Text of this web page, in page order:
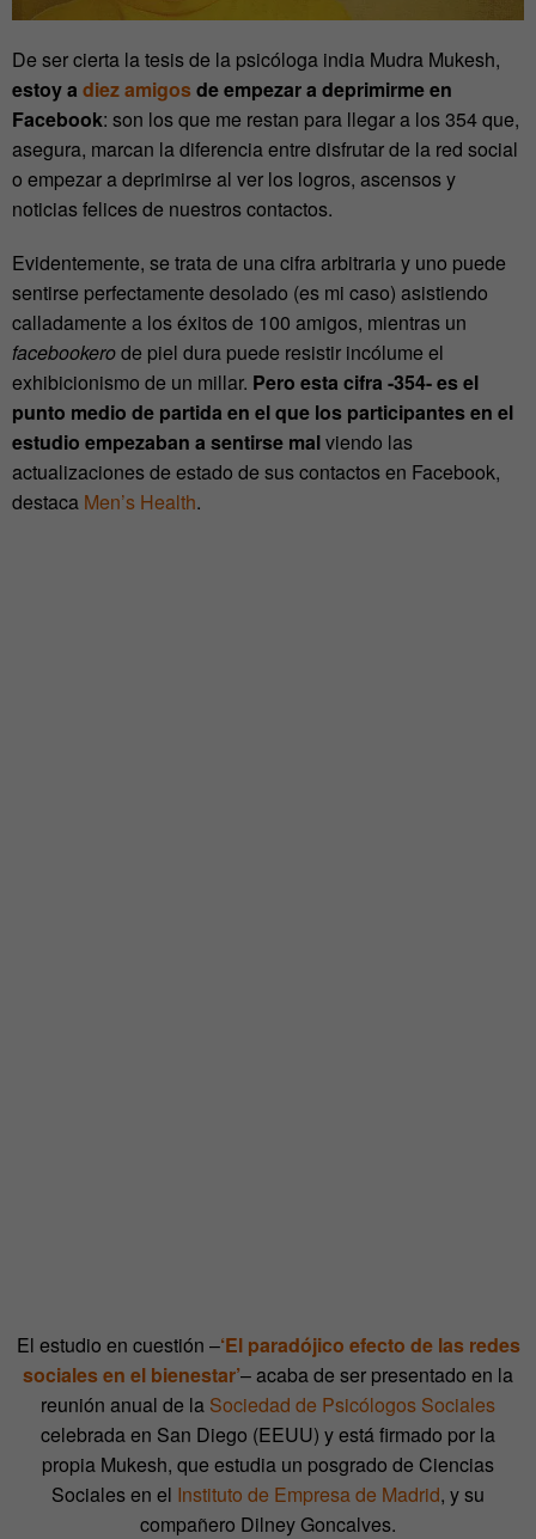
De ser cierta la tesis de la psicóloga india Mudra Mukesh,
estoy a diez amigosde empezar a deprimirme en
Facebook: son los que me restan para llegar a los 354 que,
asegura, marcan la diferencia entre disfrutar de la red social
o empezar a deprimirse al ver los logros, ascensos y
noticias felices de nuestros contactos.
Evidentemente, se trata de una cifra arbitraria y uno puede
sentirse perfectamente desolado (es mi caso) asistiendo
calladamente a los éxitos de 100 amigos, mientras un
facebookerode piel dura puede resistir incólume el
exhibicionismo de un millar. Pero esta cifra -354- es el
punto medio de partida en el que los participantes en el
estudio empezaban a sentirse malviendo las
actualizaciones de estado de sus contactos en Facebook,
destaca Men’s Health.
El estudio en cuestión –‘El paradójico efecto de las redes
sociales en el bienestar’– acaba de ser presentado en la
reunión anual de la Sociedad de Psicólogos Sociales
celebrada en San Diego (EEUU) y está firmado por la
propia Mukesh, que estudia un posgrado de Ciencias
Sociales en el Instituto de Empresa de Madrid, y su
compañero Dilney Goncalves.